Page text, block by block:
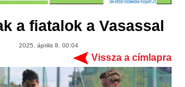
a fiatalok a Vasassal
2025. április 8. 00:04
Vissza a címlapra